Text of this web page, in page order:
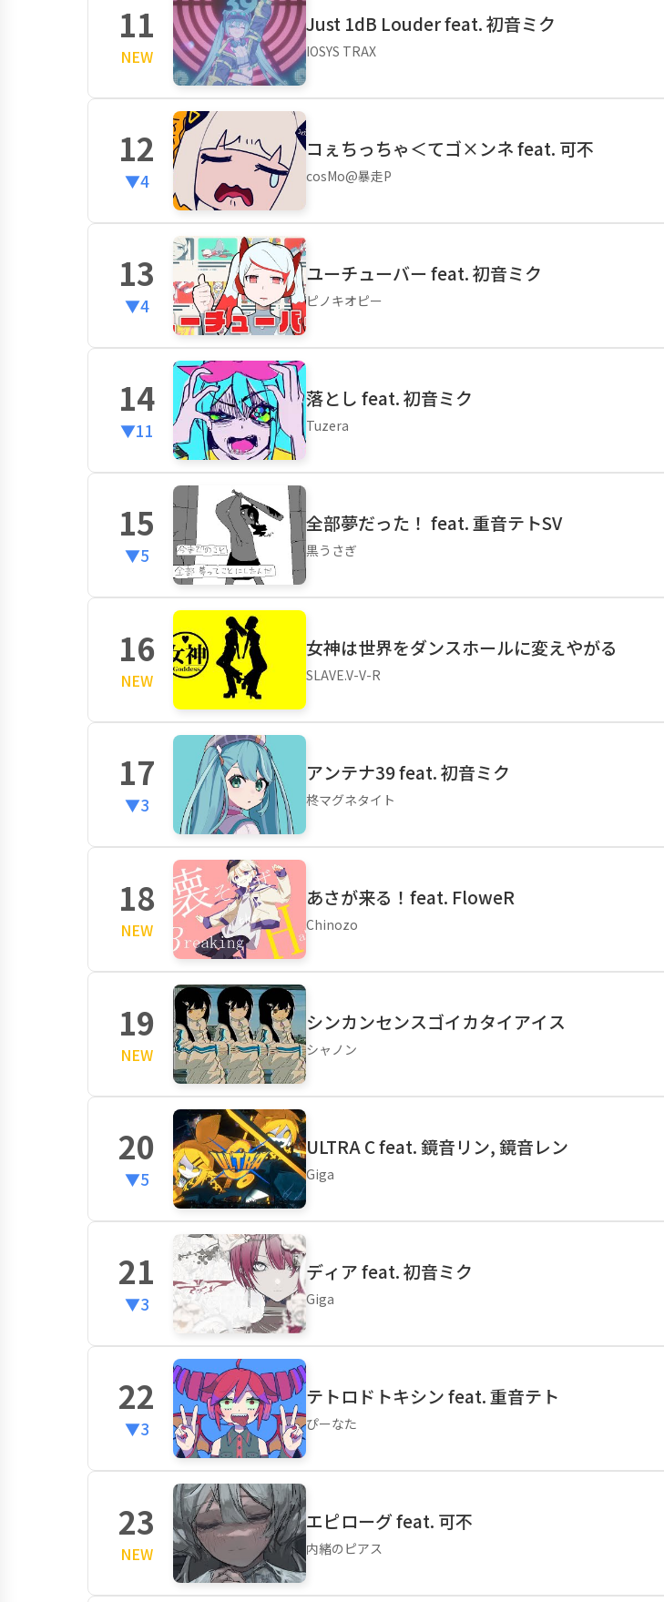
11
NEW
Just 1dB Louder feat. 初音ミク
IOSYS TRAX
12
▼4
コぇちっちゃ＜てゴ×ンネ feat. 可不
cosMo@暴走P
13
▼4
ユーチューバー feat. 初音ミク
ピノキオピー
14
▼11
落とし feat. 初音ミク
Tuzera
15
▼5
全部夢だった！ feat. 重音テトSV
黒うさぎ
16
NEW
女神は世界をダンスホールに変えやがる
SLAVE.V-V-R
17
▼3
アンテナ39 feat. 初音ミク
柊マグネタイト
18
NEW
あさが来る！feat. FloweR
Chinozo
19
NEW
シンカンセンスゴイカタイアイス
シャノン
20
▼5
ULTRA C feat. 鏡音リン, 鏡音レン
Giga
21
▼3
ディア feat. 初音ミク
Giga
22
▼3
テトロドトキシン feat. 重音テト
ぴーなた
23
NEW
エピローグ feat. 可不
内緒のピアス